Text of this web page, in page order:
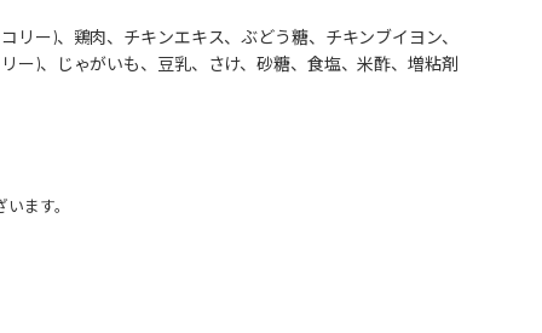
ー)、鶏肉、チキンエキス、ぶどう糖、チキンブイヨン、
ー)、じゃがいも、豆乳、さけ、砂糖、食塩、米酢、増粘剤
ます。